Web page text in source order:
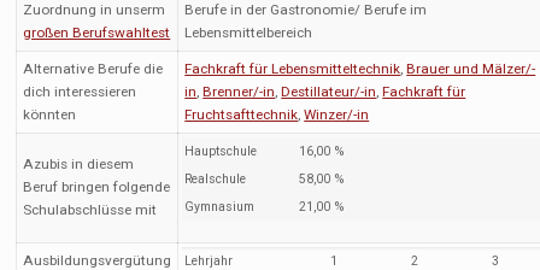
Zuordnung in unserm
großen Berufswahltest
Berufe in der Gastronomie/ Berufe im
Lebensmittelbereich
Alternative Berufe die
dich interessieren
könnten
Fachkraft für Lebensmitteltechnik,Brauer und Mälzer/-
in,Brenner/-in,Destillateur/-in,Fachkraft für
Fruchtsafttechnik,Winzer/-in
Azubis in diesem
Beruf bringen folgende
Schulabschlüsse mit
Hauptschule
16,00 %
Realschule
58,00 %
Gymnasium
21,00 %
Ausbildungsvergütung
Lehrjahr 1 2 3